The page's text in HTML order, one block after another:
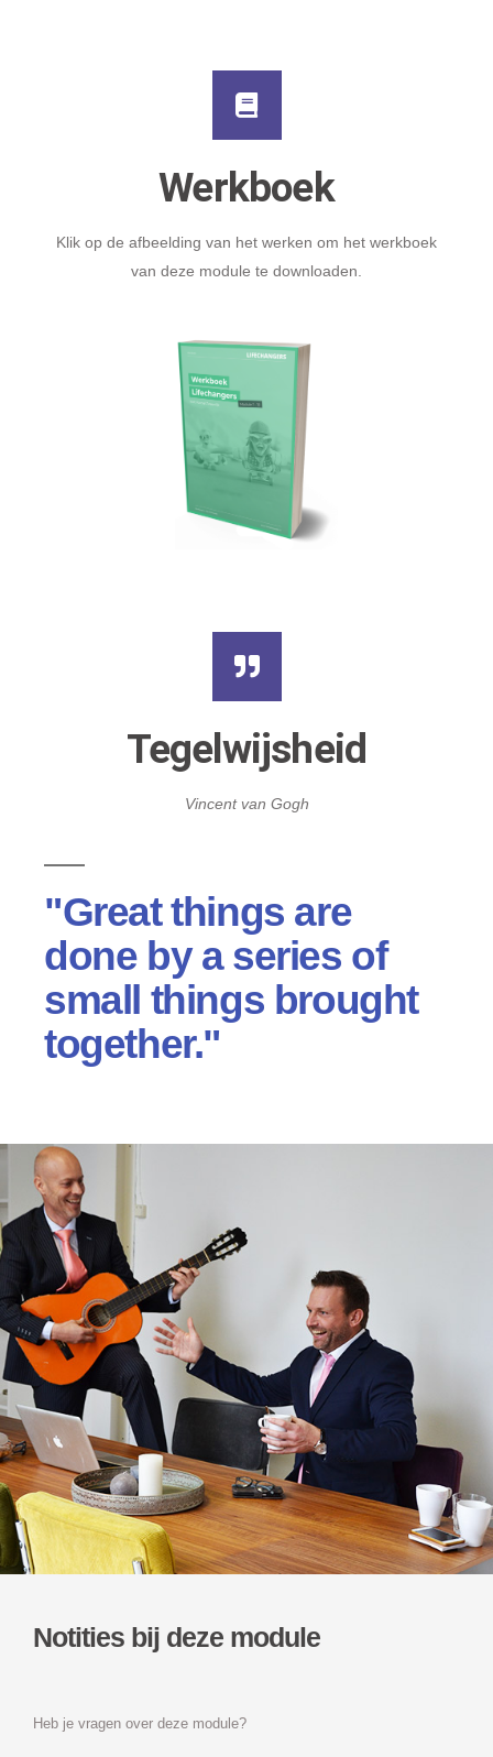
Tegelwijsheid
Vincent van Gogh
"Great things are
done by a series of
small things brought
together."
Werkboek
Klik op de afbeelding van het werken om het werkboek
van deze module te downloaden.
Notities bij deze module
Heb je vragen over deze module?